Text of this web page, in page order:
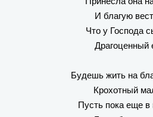
И благую
Что у Господа
Драгоценный
Будешь жить на
Крохотный
Пусть пока еще в